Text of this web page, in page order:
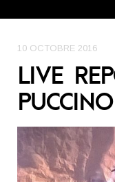
10 OCTOBRE 2016
LIVE
PUCCINO